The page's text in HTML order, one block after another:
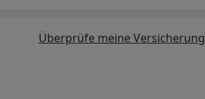
Überprüfe meine Versicherung